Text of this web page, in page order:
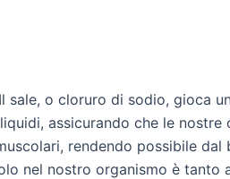
sale, o cloruro di sodio, gioca
assicurando che le nostre
rendendo possibile
nel nostro organismo è tanto